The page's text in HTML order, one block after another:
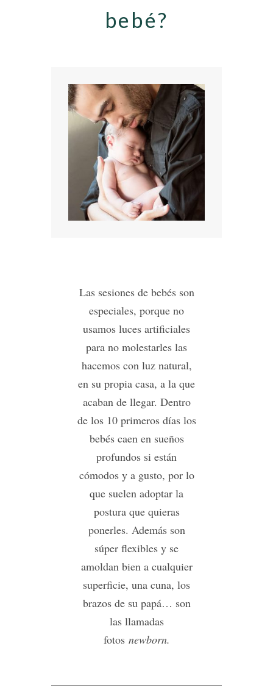
bebé?
Las sesiones de bebés son
especiales, porque no
usamos luces artificiales
para no molestarles las
hacemos con luz natural,
en su propia casa, a la que
acaban de llegar. Dentro
de los 10 primeros días los
bebés caen en sueños
profundos si están
cómodos y a gusto, por lo
que suelen adoptar la
postura que quieras
ponerles. Además son
súper flexibles y se
amoldan bien a cualquier
superficie, una cuna, los
brazos de su papá… son
las llamadas
fotos newborn.